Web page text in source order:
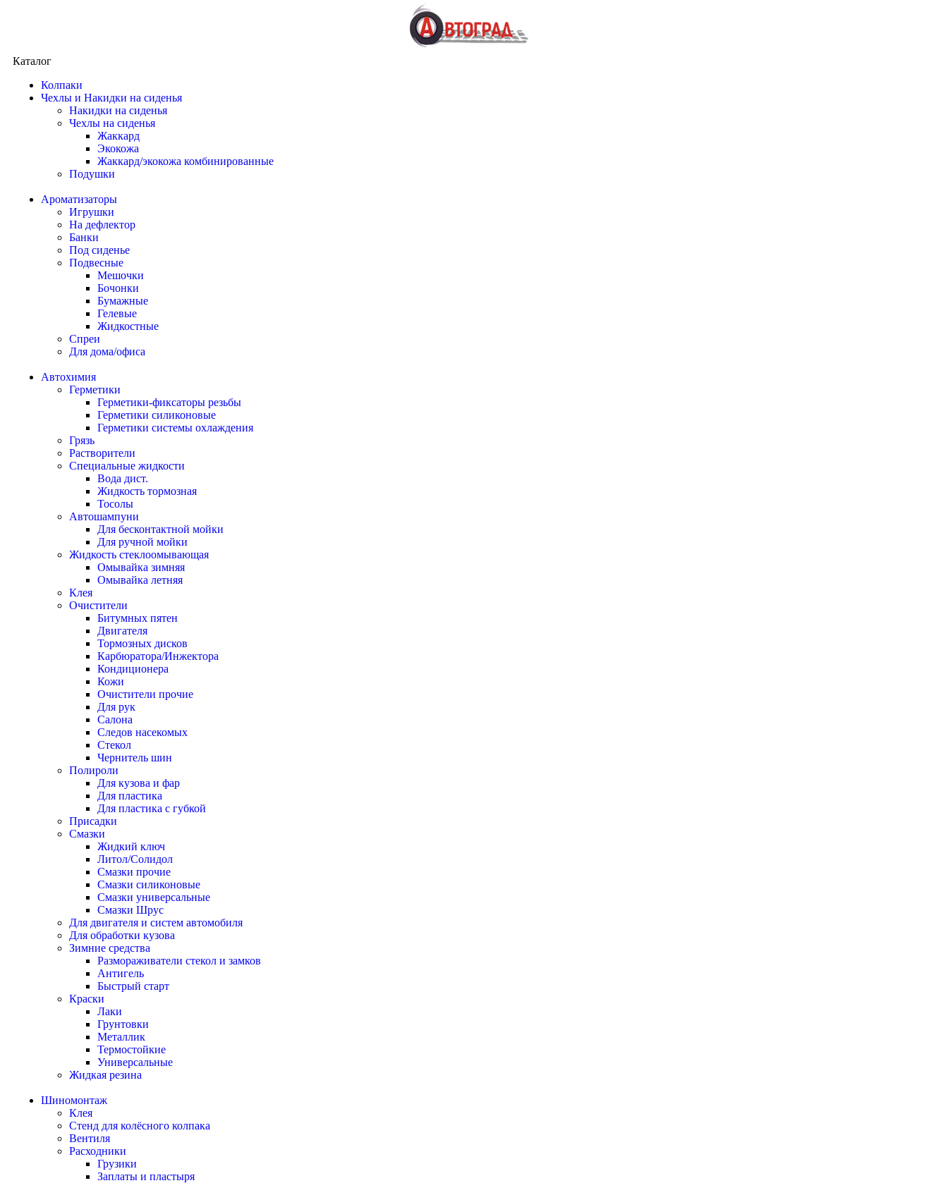
Каталог
Колпаки
Чехлы и Накидки на сиденья
Накидки на сиденья
Чехлы на сиденья
Жаккард
Экокожа
Жаккард/экокожа комбинированные
Подушки
Ароматизаторы
Игрушки
На дефлектор
Банки
Под сиденье
Подвесные
Мешочки
Бочонки
Бумажные
Гелевые
Жидкостные
Спреи
Для дома/офиса
Автохимия
Герметики
Герметики-фиксаторы резьбы
Герметики силиконовые
Герметики системы охлаждения
Грязь
Растворители
Специальные жидкости
Вода дист.
Жидкость тормозная
Тосолы
Автошампуни
Для бесконтактной мойки
Для ручной мойки
Жидкость стеклоомывающая
Омывайка зимняя
Омывайка летняя
Клея
Очистители
Битумных пятен
Двигателя
Тормозных дисков
Карбюратора/Инжектора
Кондиционера
Кожи
Очистители прочие
Для рук
Салона
Следов насекомых
Стекол
Чернитель шин
Полироли
Для кузова и фар
Для пластика
Для пластика с губкой
Присадки
Смазки
Жидкий ключ
Литол/Солидол
Смазки прочие
Смазки силиконовые
Смазки универсальные
Смазки Шрус
Для двигателя и систем автомобиля
Для обработки кузова
Зимние средства
Размораживатели стекол и замков
Антигель
Быстрый старт
Краски
Лаки
Грунтовки
Металлик
Термостойкие
Универсальные
Жидкая резина
Шиномонтаж
Клея
Стенд для колёсного колпака
Вентиля
Расходники
Грузики
Заплаты и пластыря